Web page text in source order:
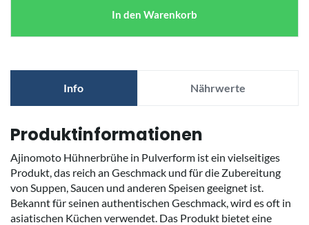
In den Warenkorb
Info Nährwerte
Produktinformationen
Ajinomoto Hühnerbrühe in Pulverform ist ein vielseitiges
Produkt, das reich an Geschmack und für die Zubereitung
von Suppen, Saucen und anderen Speisen geeignet ist.
Bekannt für seinen authentischen Geschmack, wird es oft in
asiatischen Küchen verwendet. Das Produkt bietet eine